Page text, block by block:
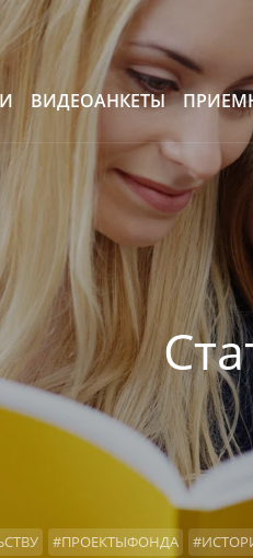
ВИДЕОАНКЕТЫ
#ПРОЕКТЫФОНДА